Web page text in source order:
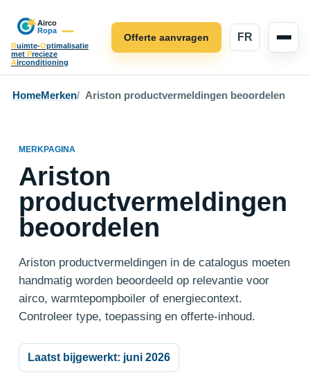
Ruimte-Optimalisatie
met Precieze
Airconditioning
FR
Offerte aanvragen
HomeMerken Ariston productvermeldingen beoordelen
MERKPAGINA
Ariston
productvermeldingen
beoordelen
Ariston productvermeldingen in de catalogus moeten
handmatig worden beoordeeld op relevantie voor
airco, warmtepompboiler of energiecontext.
Controleer type, toepassing en offerte-inhoud.
Laatst bijgewerkt: juni 2026